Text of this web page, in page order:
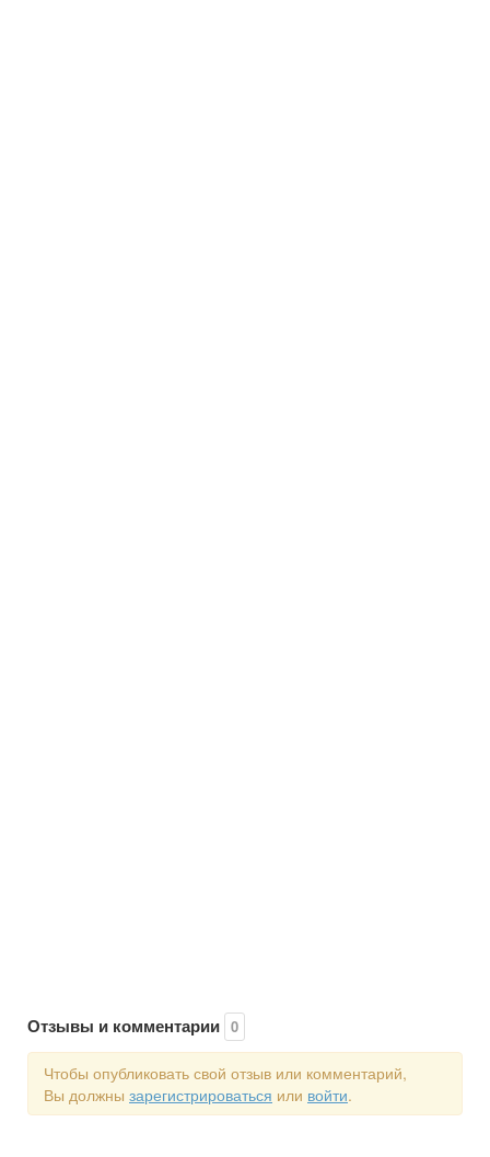
Отзывы и комментарии 0
Чтобы опубликовать свой отзыв или комментарий,
Вы должны зарегистрироваться или войти.